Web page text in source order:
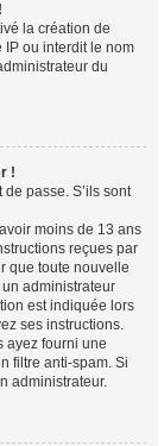
la création de
IP ou interdit le nom
du
!
passe. S’ils sont
moins de 13 ans
reçues par
que toute nouvelle
administrateur
est indiquée lors
ses instructions.
ayez fourni une
filtre anti-spam. Si
administrateur.